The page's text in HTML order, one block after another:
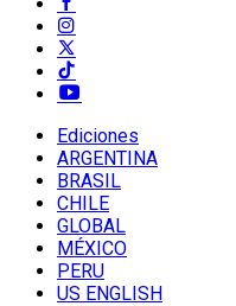
Ediciones
ARGENTINA
BRASIL
CHILE
GLOBAL
MÉXICO
PERU
US ENGLISH